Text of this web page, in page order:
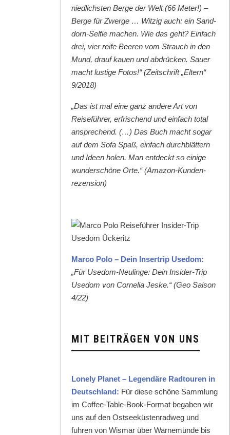
niedlich­sten Berge der Welt (66 Meter!) –
Berge für Zwerge … Witzig auch: ein Sand­
dorn-Self­ie machen. Wie das geht? Ein­fach
drei, vier reife Beeren vom Strauch in den
Mund, drauf kauen und abdrück­en. Sauer
macht lustige Fotos!“ (Zeitschrift „Eltern“
9/2018)
„Das ist mal eine ganz andere Art von
Reise­führer, erfrischend und ein­fach total
ansprechend. (…) Das Buch macht sog­ar
auf dem Sofa Spaß, ein­fach durch­blät­tern
und Ideen holen. Man ent­deckt so einige
wun­der­schöne Orte.“ (Ama­zon-Kun­den­
rezen­sion)
Mar­co Polo – Dein Inser­trip Use­dom:
„Für Use­dom-Neulinge: Dein Insid­er-Trip
Use­dom von Cor­nelia Jeske.“ (Geo Sai­son
4/22)
MIT BEITRÄGEN VON UNS
Lone­ly Plan­et – Leg­endäre Rad­touren in
Deutsch­land: Für diese schöne Samm­lung
im Cof­fee-Table-Book-For­mat begaben wir
uns auf den Ost­seeküsten­rad­weg und
fuhren von Wis­mar über Warnemünde bis